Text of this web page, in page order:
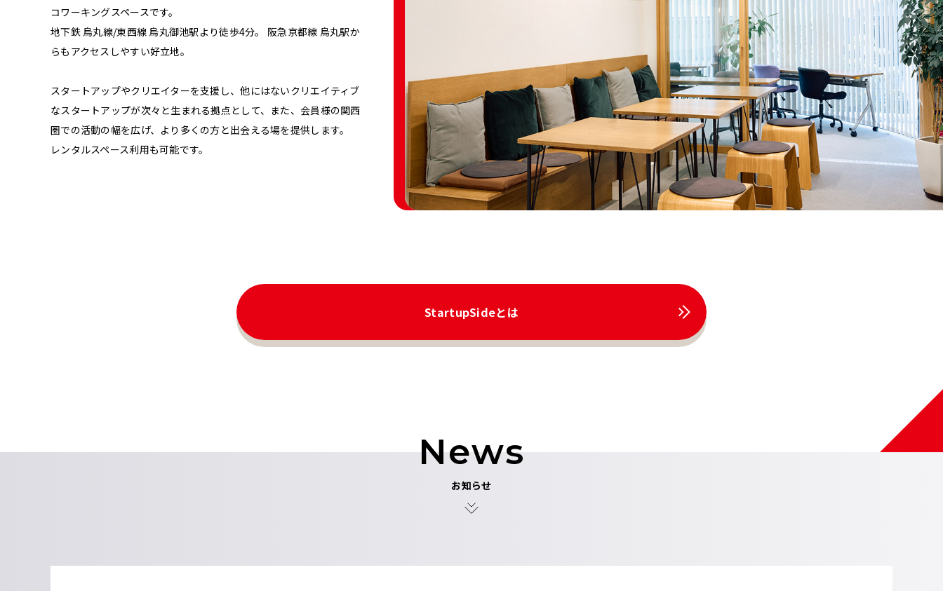
コワーキングスペースです。
地下鉄 烏丸線/東西線 烏丸御池駅より徒歩4分。 阪急京都線 烏丸駅か
らもアクセスしやすい好立地。
スタートアップやクリエイターを支援し、他にはないクリエイティブ
なスタートアップが次々と生まれる拠点として、また、会員様の関西
圏での活動の幅を広げ、より多くの方と出会える場を提供します。
レンタルスペース利用も可能です。
StartupSideとは
News
お知らせ